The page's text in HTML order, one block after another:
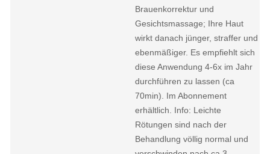
Brauenkorrektur und
Gesichtsmassage; Ihre Haut
wirkt danach jünger, straffer und
ebenmäßiger. Es empfiehlt sich
diese Anwendung 4-6x im Jahr
durchführen zu lassen (ca
70min). Im Abonnement
erhältlich. Info: Leichte
Rötungen sind nach der
Behandlung völlig normal und